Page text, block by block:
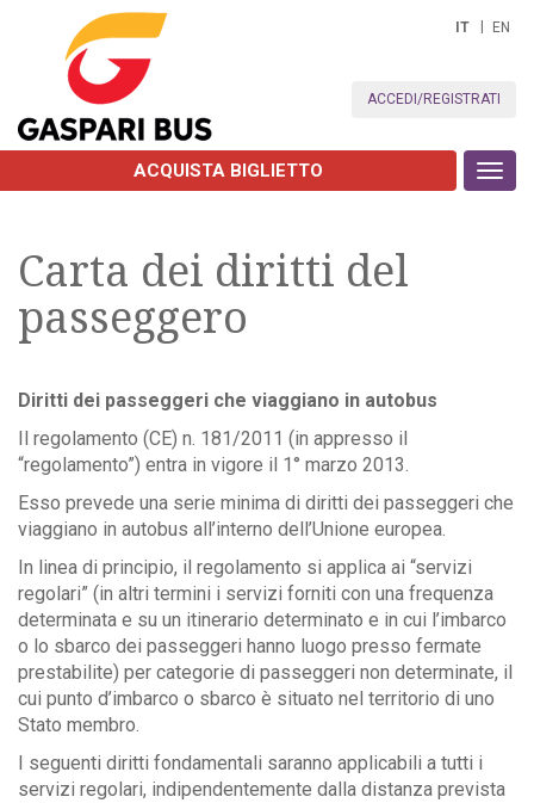
ACCEDI/REGISTRATI
IT EN
ACQUISTA BIGLIETTO
Carta dei diritti del
passeggero
Diritti dei passeggeri che viaggiano in autobus
Il regolamento (CE) n. 181/2011 (in appresso il
“regolamento”) entra in vigore il 1° marzo 2013.
Esso prevede una serie minima di diritti dei passeggeri che
viaggiano in autobus all’interno dell’Unione europea.
In linea di principio, il regolamento si applica ai “servizi
regolari” (in altri termini i servizi forniti con una frequenza
determinata e su un itinerario determinato e in cui l’imbarco
o lo sbarco dei passeggeri hanno luogo presso fermate
prestabilite) per categorie di passeggeri non determinate, il
cui punto d’imbarco o sbarco è situato nel territorio di uno
Stato membro.
I seguenti diritti fondamentali saranno applicabili a tutti i
servizi regolari, indipendentemente dalla distanza prevista